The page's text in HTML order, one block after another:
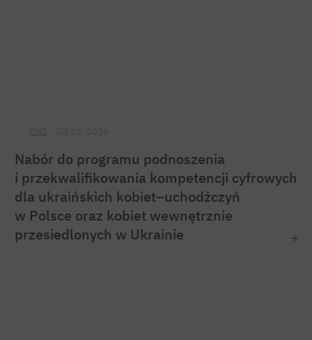
Nabór do programu podnoszenia
i przekwalifikowania kompetencji cyfrowych
dla ukraińskich kobiet–uchodźczyń
w Polsce oraz kobiet wewnętrznie
przesiedlonych w Ukrainie